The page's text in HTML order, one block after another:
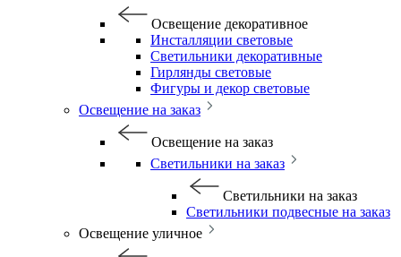
Освещение декоративное
Инсталляции световые
Светильники декоративные
Гирлянды световые
Фигуры и декор световые
Освещение на заказ
Освещение на заказ
Светильники на заказ
Светильники на заказ
Светильники подвесные на заказ
Освещение уличное